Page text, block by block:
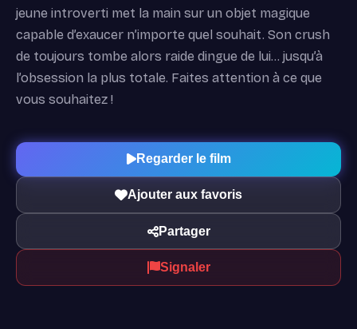
jeune introverti met la main sur un objet magique
capable d’exaucer n’importe quel souhait. Son crush
de toujours tombe alors raide dingue de lui… jusqu’à
l’obsession la plus totale. Faites attention à ce que
vous souhaitez !
Regarder le film
Ajouter aux favoris
Partager
Signaler